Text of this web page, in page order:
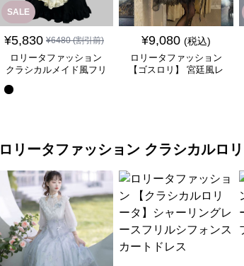
SALE
¥5,830 ¥6480(割引前)
ロリータファッション
クラシカルメイド風フリ
¥9,080 (税込)
ロリータファッション
【ゴスロリ】 宮廷風レ
ロリータファッション クラシカルロ